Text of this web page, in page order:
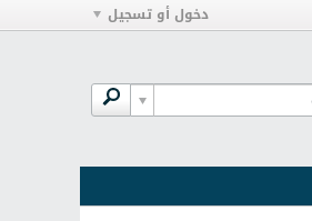
دخول أو تسجيل